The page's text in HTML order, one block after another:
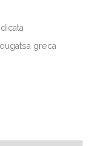
greca